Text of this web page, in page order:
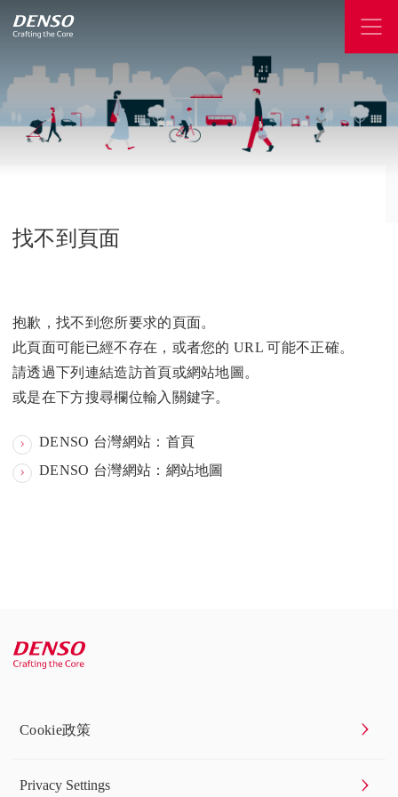
找不到頁面
抱歉，找不到您所要求的頁面。
此頁面可能已經不存在，或者您的 URL 可能不正確。
請透過下列連結造訪首頁或網站地圖。
或是在下方搜尋欄位輸入關鍵字。
DENSO 台灣網站：首頁
DENSO 台灣網站：網站地圖
Cookie政策
Privacy Settings